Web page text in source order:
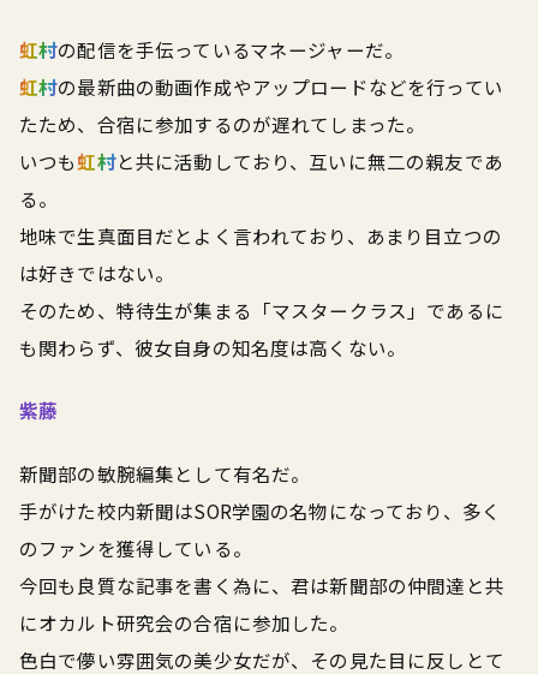
虹村の配信を手伝っているマネージャーだ。
虹村の最新曲の動画作成やアップロードなどを行ってい
たため、合宿に参加するのが遅れてしまった。
いつも虹村と共に活動しており、互いに無二の親友であ
る。
地味で生真面目だとよく言われており、あまり目立つの
は好きではない。
そのため、特待生が集まる「マスタークラス」であるに
も関わらず、彼女自身の知名度は高くない。
紫藤
新聞部の敏腕編集として有名だ。
手がけた校内新聞はSOR学園の名物になっており、多く
のファンを獲得している。
今回も良質な記事を書く為に、君は新聞部の仲間達と共
にオカルト研究会の合宿に参加した。
色白で儚い雰囲気の美少女だが、その見た目に反しとて